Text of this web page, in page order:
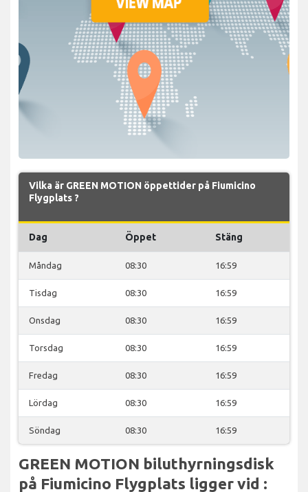
Vilka är GREEN MOTION öppettider på Fiumicino
Flygplats ?
Dag Öppet Stäng
Måndag 08:30 16:59
Tisdag 08:30 16:59
Onsdag 08:30 16:59
Torsdag 08:30 16:59
Fredag 08:30 16:59
Lördag 08:30 16:59
Söndag 08:30 16:59
GREEN MOTION biluthyrningsdisk
på Fiumicino Flygplats ligger vid :